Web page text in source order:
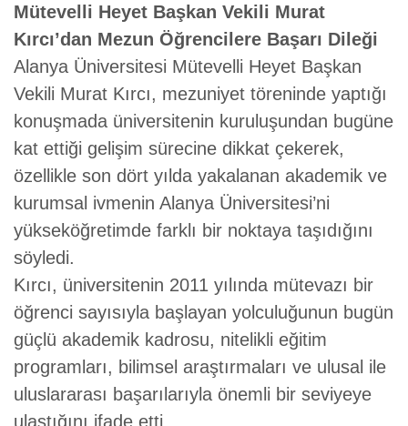
Mütevelli Heyet Başkan Vekili Murat
Kırcı’dan Mezun Öğrencilere Başarı Dileği
Alanya Üniversitesi Mütevelli Heyet Başkan
Vekili Murat Kırcı, mezuniyet töreninde yaptığı
konuşmada üniversitenin kuruluşundan bugüne
kat ettiği gelişim sürecine dikkat çekerek,
özellikle son dört yılda yakalanan akademik ve
kurumsal ivmenin Alanya Üniversitesi’ni
yükseköğretimde farklı bir noktaya taşıdığını
söyledi.
Kırcı, üniversitenin 2011 yılında mütevazı bir
öğrenci sayısıyla başlayan yolculuğunun bugün
güçlü akademik kadrosu, nitelikli eğitim
programları, bilimsel araştırmaları ve ulusal ile
uluslararası başarılarıyla önemli bir seviyeye
ulaştığını ifade etti.